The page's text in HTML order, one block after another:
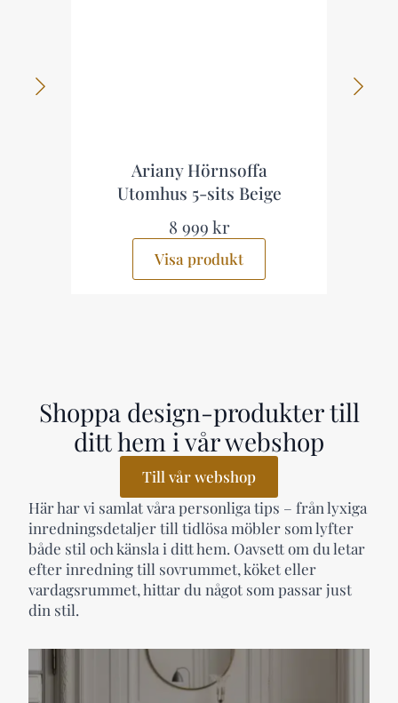
5-sits Beige
Lainelle 4-sits
Shoppa design-produkter till
ditt hem i vår webshop
Till vår webshop
Här har vi samlat våra personliga tips – från lyxiga
inredningsdetaljer till tidlösa möbler som lyfter
både stil och känsla i ditt hem. Oavsett om du letar
efter inredning till sovrummet, köket eller
vardagsrummet, hittar du något som passar just
din stil.